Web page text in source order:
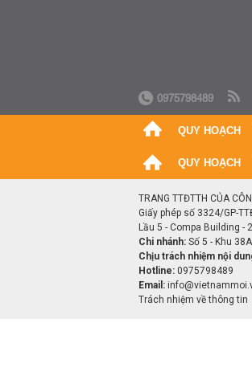
0975798489
QUY HOẠCH
QUY HOẠCH
TRANG TTĐTTH CỦA
Giấy phép số 3324/GP-
Lầu 5 - Compa Building -
Chi nhánh: Số 5 - Khu
Chịu trách nhiệm nội
Hotline: 0975798489
Email:
Trách nhiệm về thông tin